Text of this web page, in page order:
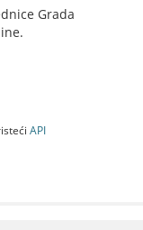
Grada
API